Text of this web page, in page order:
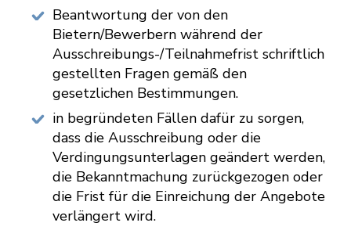
Beantwortung der von den
Bietern/Bewerbern während der
Ausschreibungs-/Teilnahmefrist schriftlich
gestellten Fragen gemäß den
gesetzlichen Bestimmungen.
in begründeten Fällen dafür zu sorgen,
dass die Ausschreibung oder die
Verdingungsunterlagen geändert werden,
die Bekanntmachung zurückgezogen oder
die Frist für die Einreichung der Angebote
verlängert wird.